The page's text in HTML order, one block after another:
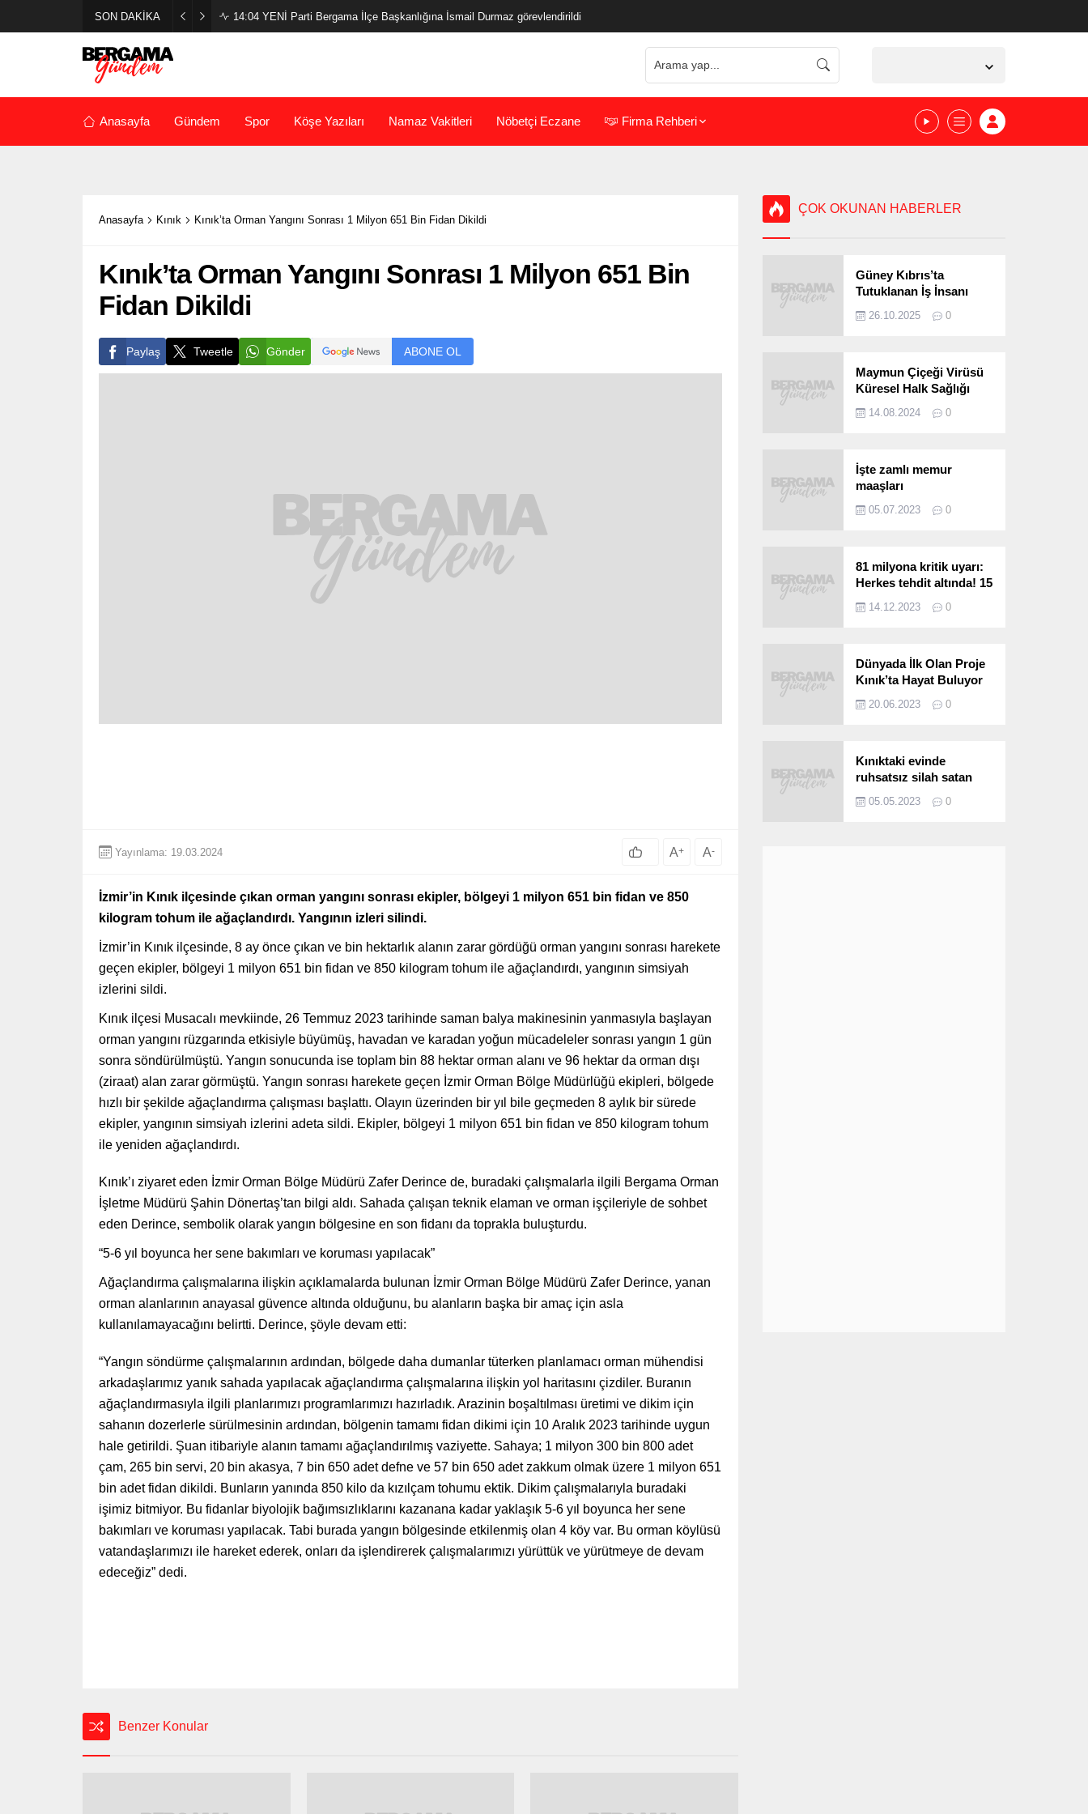
SON DAKİKA 14:04 YENİ Parti Bergama İlçe Başkanlığına İsmail Durmaz görevlendirildi
Anasayfa Gündem Spor Köşe Yazıları Namaz Vakitleri Nöbetçi Eczane Firma Rehberi
Anasayfa Kınık Kınık’ta Orman Yangını Sonrası 1 Milyon 651 Bin Fidan Dikildi
Kınık’ta Orman Yangını Sonrası 1 Milyon 651 Bin
Fidan Dikildi
Paylaş Tweetle Gönder ABONE OL
Yayınlama: 19.03.2024 A+ A-
İzmir’in Kınık ilçesinde çıkan orman yangını sonrası ekipler, bölgeyi 1 milyon 651 bin fidan ve 850
kilogram tohum ile ağaçlandırdı. Yangının izleri silindi.
İzmir’in Kınık ilçesinde, 8 ay önce çıkan ve bin hektarlık alanın zarar gördüğü orman yangını sonrası harekete
geçen ekipler, bölgeyi 1 milyon 651 bin fidan ve 850 kilogram tohum ile ağaçlandırdı, yangının simsiyah
izlerini sildi.
Kınık ilçesi Musacalı mevkiinde, 26 Temmuz 2023 tarihinde saman balya makinesinin yanmasıyla başlayan
orman yangını rüzgarında etkisiyle büyümüş, havadan ve karadan yoğun mücadeleler sonrası yangın 1 gün
sonra söndürülmüştü. Yangın sonucunda ise toplam bin 88 hektar orman alanı ve 96 hektar da orman dışı
(ziraat) alan zarar görmüştü. Yangın sonrası harekete geçen İzmir Orman Bölge Müdürlüğü ekipleri, bölgede
hızlı bir şekilde ağaçlandırma çalışması başlattı. Olayın üzerinden bir yıl bile geçmeden 8 aylık bir sürede
ekipler, yangının simsiyah izlerini adeta sildi. Ekipler, bölgeyi 1 milyon 651 bin fidan ve 850 kilogram tohum
ile yeniden ağaçlandırdı.
Kınık’ı ziyaret eden İzmir Orman Bölge Müdürü Zafer Derince de, buradaki çalışmalarla ilgili Bergama Orman
İşletme Müdürü Şahin Dönertaş’tan bilgi aldı. Sahada çalışan teknik elaman ve orman işçileriyle de sohbet
eden Derince, sembolik olarak yangın bölgesine en son fidanı da toprakla buluşturdu.
“5-6 yıl boyunca her sene bakımları ve koruması yapılacak”
Ağaçlandırma çalışmalarına ilişkin açıklamalarda bulunan İzmir Orman Bölge Müdürü Zafer Derince, yanan
orman alanlarının anayasal güvence altında olduğunu, bu alanların başka bir amaç için asla
kullanılamayacağını belirtti. Derince, şöyle devam etti:
“Yangın söndürme çalışmalarının ardından, bölgede daha dumanlar tüterken planlamacı orman mühendisi
arkadaşlarımız yanık sahada yapılacak ağaçlandırma çalışmalarına ilişkin yol haritasını çizdiler. Buranın
ağaçlandırmasıyla ilgili planlarımızı programlarımızı hazırladık. Arazinin boşaltılması üretimi ve dikim için
sahanın dozerlerle sürülmesinin ardından, bölgenin tamamı fidan dikimi için 10 Aralık 2023 tarihinde uygun
hale getirildi. Şuan itibariyle alanın tamamı ağaçlandırılmış vaziyette. Sahaya; 1 milyon 300 bin 800 adet
çam, 265 bin servi, 20 bin akasya, 7 bin 650 adet defne ve 57 bin 650 adet zakkum olmak üzere 1 milyon 651
bin adet fidan dikildi. Bunların yanında 850 kilo da kızılçam tohumu ektik. Dikim çalışmalarıyla buradaki
işimiz bitmiyor. Bu fidanlar biyolojik bağımsızlıklarını kazanana kadar yaklaşık 5-6 yıl boyunca her sene
bakımları ve koruması yapılacak. Tabi burada yangın bölgesinde etkilenmiş olan 4 köy var. Bu orman köylüsü
vatandaşlarımızı ile hareket ederek, onları da işlendirerek çalışmalarımızı yürüttük ve yürütmeye de devam
edeceğiz” dedi.
Benzer Konular
ÇOK OKUNAN HABERLER
Güney Kıbrıs’ta
Tutuklanan İş İnsanı
26.10.2025 0
Maymun Çiçeği Virüsü
Küresel Halk Sağlığı
Edildi
14.08.2024 0
İşte zamlı memur
maaşları
05.07.2023 0
81 milyona kritik uyarı:
Herkes tehdit altında! 15
kat hızlı yayılıyor…
14.12.2023 0
Dünyada İlk Olan Proje
Kınık’ta Hayat Buluyor
20.06.2023 0
Kınıktaki evinde
ruhsatsız silah satan
05.05.2023 0